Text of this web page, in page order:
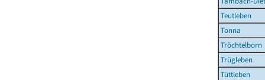
Teutleben
Tonna
Tröchtelborn
Trügleben
Tüttleben